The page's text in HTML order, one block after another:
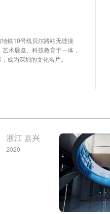
铁10号线贝尔路站无缝接
术展览、科技教育于一体，
成为深圳的文化名片。
浙江 嘉兴
2020